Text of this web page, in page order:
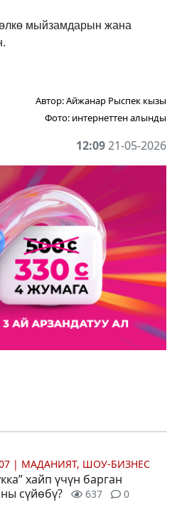
мыйзамдарын жана
Автор:Айжанар Рыспек кызы
Фото: интернеттен алынды
12:0921-05-2026
| МАДАНИЯТ, ШОУ-БИЗНЕС
хайп үчүн барган
сүйөбү?
637 0